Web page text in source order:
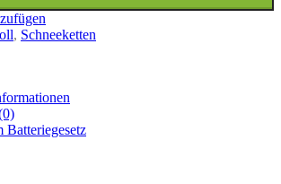
, Schneeketten
Batteriegesetz